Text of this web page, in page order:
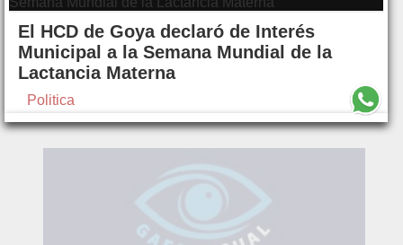
El HCD de Goya declaró de Interés
Municipal a la Semana Mundial de la
Lactancia Materna
Politica